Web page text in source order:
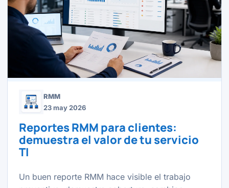
RMM
23 may 2026
Reportes RMM para clientes:
demuestra el valor de tu servicio
TI
Un buen reporte RMM hace visible el trabajo